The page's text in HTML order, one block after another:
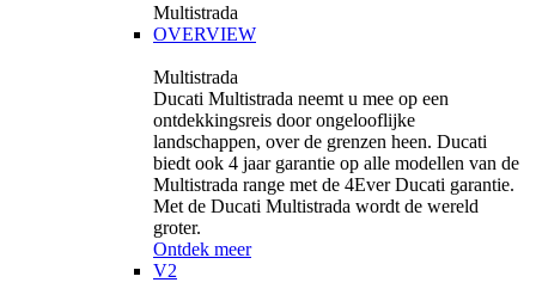
Multistrada
OVERVIEW
Multistrada
Ducati Multistrada neemt u mee op een
ontdekkingsreis door ongelooflijke
landschappen, over de grenzen heen. Ducati
biedt ook 4 jaar garantie op alle modellen van de
Multistrada range met de 4Ever Ducati garantie.
Met de Ducati Multistrada wordt de wereld
groter.
Ontdek meer
V2